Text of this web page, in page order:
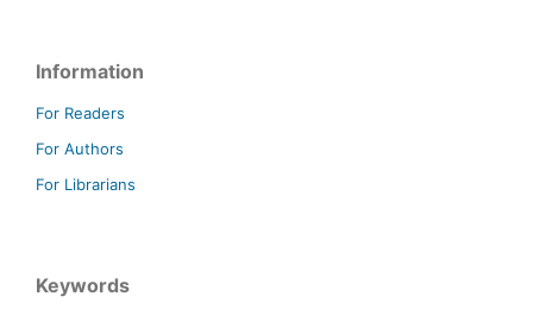
Information
For Readers
For Authors
For Librarians
Keywords